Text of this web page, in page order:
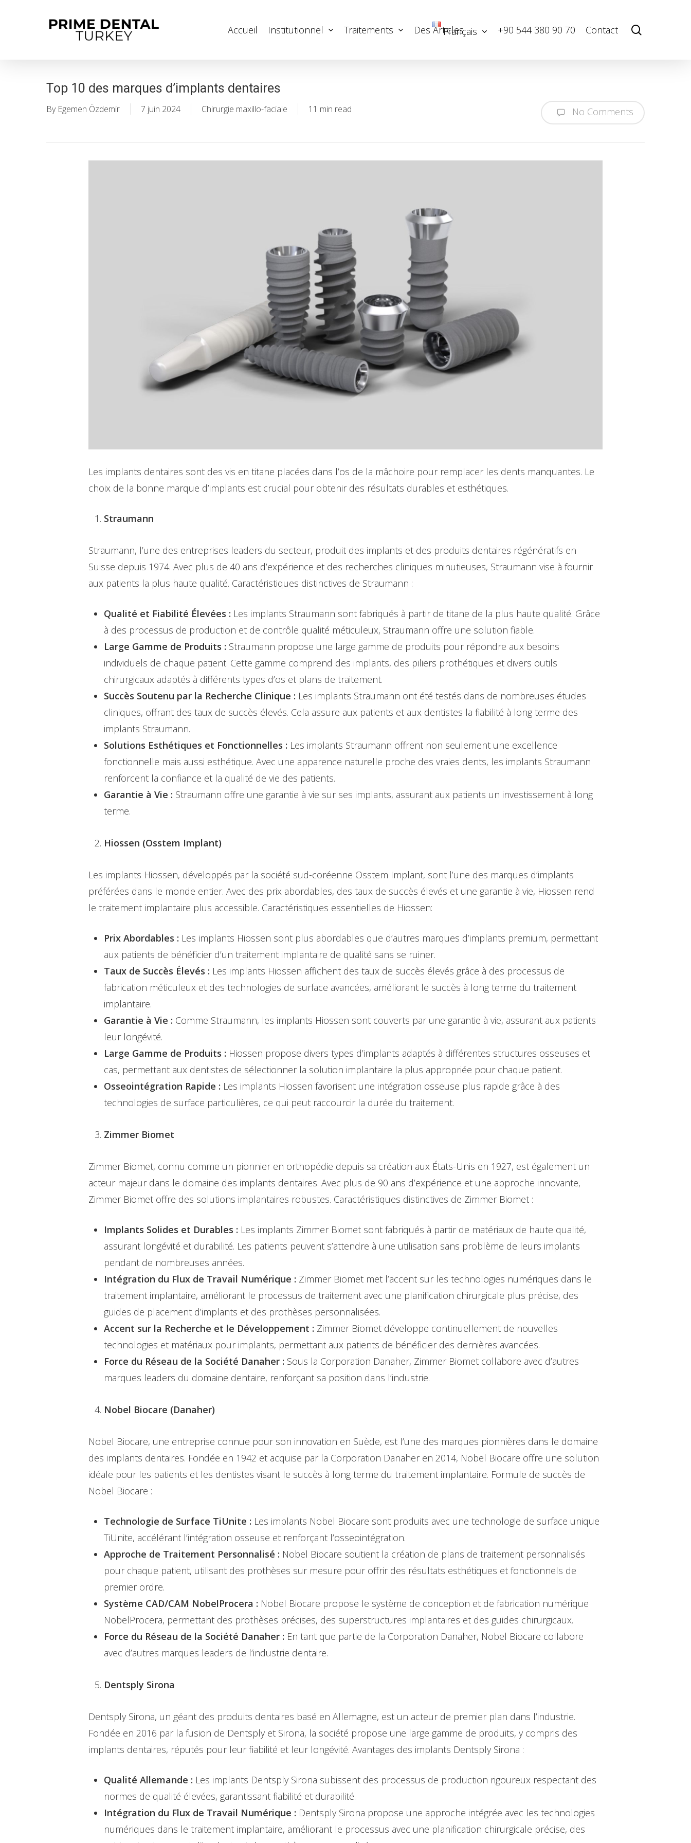
Accueil Institutionnel Traitements Des Articles
Français +90 544 380 90 70 Contact
Top 10 des marques d’implants dentaires
By Egemen Özdemir 7 juin 2024 Chirurgie maxillo-faciale 11 min read No Comments
Les implants dentaires sont des vis en titane placées dans l’os de la mâchoire pour remplacer les dents manquantes. Le
choix de la bonne marque d’implants est crucial pour obtenir des résultats durables et esthétiques.
Straumann
Straumann, l’une des entreprises leaders du secteur, produit des implants et des produits dentaires régénératifs en
Suisse depuis 1974. Avec plus de 40 ans d’expérience et des recherches cliniques minutieuses, Straumann vise à fournir
aux patients la plus haute qualité. Caractéristiques distinctives de Straumann :
Qualité et Fiabilité Élevées : Les implants Straumann sont fabriqués à partir de titane de la plus haute qualité. Grâce
à des processus de production et de contrôle qualité méticuleux, Straumann offre une solution fiable.
Large Gamme de Produits : Straumann propose une large gamme de produits pour répondre aux besoins
individuels de chaque patient. Cette gamme comprend des implants, des piliers prothétiques et divers outils
chirurgicaux adaptés à différents types d’os et plans de traitement.
Succès Soutenu par la Recherche Clinique : Les implants Straumann ont été testés dans de nombreuses études
cliniques, offrant des taux de succès élevés. Cela assure aux patients et aux dentistes la fiabilité à long terme des
implants Straumann.
Solutions Esthétiques et Fonctionnelles : Les implants Straumann offrent non seulement une excellence
fonctionnelle mais aussi esthétique. Avec une apparence naturelle proche des vraies dents, les implants Straumann
renforcent la confiance et la qualité de vie des patients.
Garantie à Vie : Straumann offre une garantie à vie sur ses implants, assurant aux patients un investissement à long
terme.
Hiossen (Osstem Implant)
Les implants Hiossen, développés par la société sud-coréenne Osstem Implant, sont l’une des marques d’implants
préférées dans le monde entier. Avec des prix abordables, des taux de succès élevés et une garantie à vie, Hiossen rend
le traitement implantaire plus accessible. Caractéristiques essentielles de Hiossen:
Prix Abordables : Les implants Hiossen sont plus abordables que d’autres marques d’implants premium, permettant
aux patients de bénéficier d’un traitement implantaire de qualité sans se ruiner.
Taux de Succès Élevés : Les implants Hiossen affichent des taux de succès élevés grâce à des processus de
fabrication méticuleux et des technologies de surface avancées, améliorant le succès à long terme du traitement
implantaire.
Garantie à Vie : Comme Straumann, les implants Hiossen sont couverts par une garantie à vie, assurant aux patients
leur longévité.
Large Gamme de Produits : Hiossen propose divers types d’implants adaptés à différentes structures osseuses et
cas, permettant aux dentistes de sélectionner la solution implantaire la plus appropriée pour chaque patient.
Osseointégration Rapide : Les implants Hiossen favorisent une intégration osseuse plus rapide grâce à des
technologies de surface particulières, ce qui peut raccourcir la durée du traitement.
Zimmer Biomet
Zimmer Biomet, connu comme un pionnier en orthopédie depuis sa création aux États-Unis en 1927, est également un
acteur majeur dans le domaine des implants dentaires. Avec plus de 90 ans d’expérience et une approche innovante,
Zimmer Biomet offre des solutions implantaires robustes. Caractéristiques distinctives de Zimmer Biomet :
Implants Solides et Durables : Les implants Zimmer Biomet sont fabriqués à partir de matériaux de haute qualité,
assurant longévité et durabilité. Les patients peuvent s’attendre à une utilisation sans problème de leurs implants
pendant de nombreuses années.
Intégration du Flux de Travail Numérique : Zimmer Biomet met l’accent sur les technologies numériques dans le
traitement implantaire, améliorant le processus de traitement avec une planification chirurgicale plus précise, des
guides de placement d’implants et des prothèses personnalisées.
Accent sur la Recherche et le Développement : Zimmer Biomet développe continuellement de nouvelles
technologies et matériaux pour implants, permettant aux patients de bénéficier des dernières avancées.
Force du Réseau de la Société Danaher : Sous la Corporation Danaher, Zimmer Biomet collabore avec d’autres
marques leaders du domaine dentaire, renforçant sa position dans l’industrie.
Nobel Biocare (Danaher)
Nobel Biocare, une entreprise connue pour son innovation en Suède, est l’une des marques pionnières dans le domaine
des implants dentaires. Fondée en 1942 et acquise par la Corporation Danaher en 2014, Nobel Biocare offre une solution
idéale pour les patients et les dentistes visant le succès à long terme du traitement implantaire. Formule de succès de
Nobel Biocare :
Technologie de Surface TiUnite : Les implants Nobel Biocare sont produits avec une technologie de surface unique
TiUnite, accélérant l’intégration osseuse et renforçant l’osseointégration.
Approche de Traitement Personnalisé : Nobel Biocare soutient la création de plans de traitement personnalisés
pour chaque patient, utilisant des prothèses sur mesure pour offrir des résultats esthétiques et fonctionnels de
premier ordre.
Système CAD/CAM NobelProcera : Nobel Biocare propose le système de conception et de fabrication numérique
NobelProcera, permettant des prothèses précises, des superstructures implantaires et des guides chirurgicaux.
Force du Réseau de la Société Danaher : En tant que partie de la Corporation Danaher, Nobel Biocare collabore
avec d’autres marques leaders de l’industrie dentaire.
Dentsply Sirona
Dentsply Sirona, un géant des produits dentaires basé en Allemagne, est un acteur de premier plan dans l’industrie.
Fondée en 2016 par la fusion de Dentsply et Sirona, la société propose une large gamme de produits, y compris des
implants dentaires, réputés pour leur fiabilité et leur longévité. Avantages des implants Dentsply Sirona :
Qualité Allemande : Les implants Dentsply Sirona subissent des processus de production rigoureux respectant des
normes de qualité élevées, garantissant fiabilité et durabilité.
Intégration du Flux de Travail Numérique : Dentsply Sirona propose une approche intégrée avec les technologies
numériques dans le traitement implantaire, améliorant le processus avec une planification chirurgicale précise, des